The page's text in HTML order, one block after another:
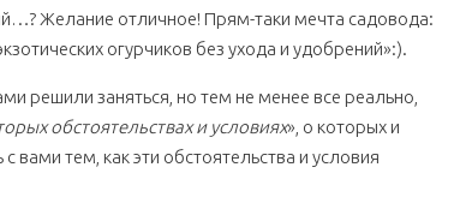
Желание отличное! Прям-таки мечта садовода:
огурчиков без ухода и удобрений»:).
решили заняться, но тем не менее все реально,
обстоятельствах и условиях», о которых и
вами тем, как эти обстоятельства и условия